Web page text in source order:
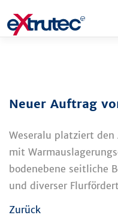
Inhalt
Neuer Auftrag
Weseralu platziert
mit
bodenebene seitliche
und diverser
Zurück